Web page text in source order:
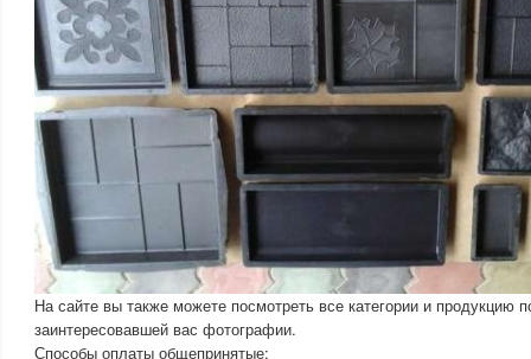
На сайте вы также можете посмотреть все категории и продукцию
заинтересовавшей вас фотографии.
Способы оплаты общепринятые: